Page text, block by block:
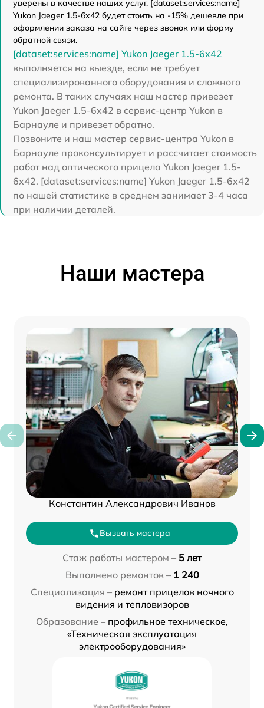
уверены в качестве наших услуг. [dataset:services:name]
Yukon Jaeger 1.5-6x42 будет стоить на -15% дешевле при
оформлении заказа на сайте через звонок или форму
обратной связи.
[dataset:services:name] Yukon Jaeger 1.5-6x42
выполняется на выезде, если не требует
специализированного оборудования и сложного
ремонта. В таких случаях наш мастер привезет
Yukon Jaeger 1.5-6x42 в сервис-центр Yukon в
Барнауле и привезет обратно.
Позвоните и наш мастер сервис-центра Yukon в
Барнауле проконсультирует и рассчитает стоимость
работ над оптического прицела Yukon Jaeger 1.5-
6x42. [dataset:services:name] Yukon Jaeger 1.5-6x42
по нашей статистике в среднем занимает 3-4 часа
при наличии деталей.
Наши мастера
Константин Александрович Иванов
Вызвать мастера
Стаж работы мастером – 5 лет
Выполнено ремонтов – 1 240
Специализация – ремонт прицелов ночного
видения и тепловизоров
Образование – профильное техническое,
«Техническая эксплуатация
электрооборудования»